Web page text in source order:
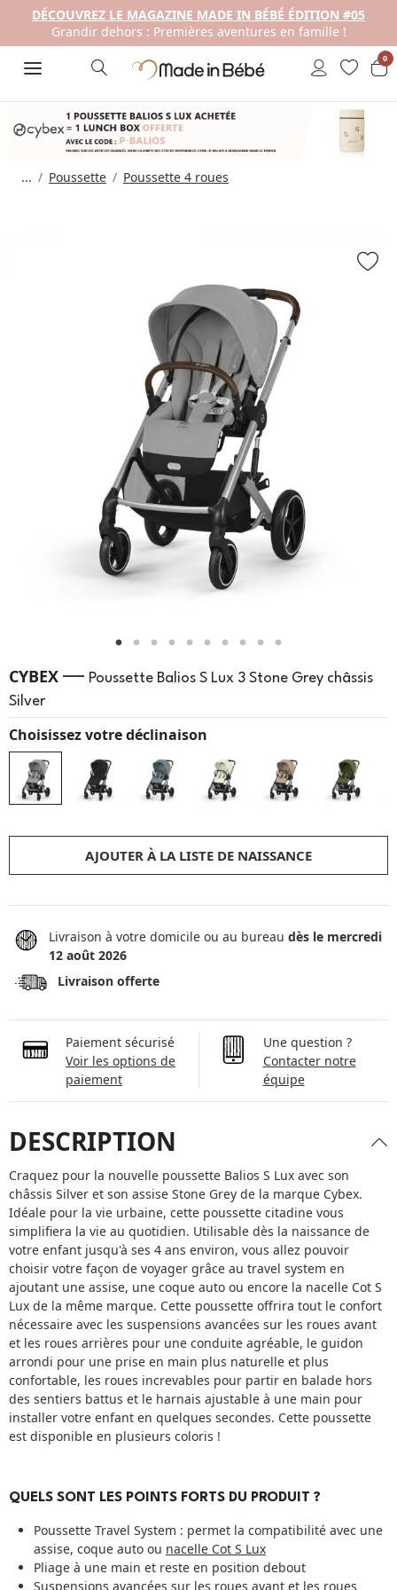
DÉCOUVREZ LE MAGAZINE MADE IN BÉBÉ ÉDITION #05
Grandir dehors : Premières aventures en famille !
0
... Poussette Poussette 4 roues
CYBEX — Poussette Balios S Lux 3 Stone Grey châssis
Silver
Choisissez votre déclinaison
AJOUTER À LA LISTE DE NAISSANCE
Livraison à votre domicile ou au bureau dès le mercredi
12 août 2026
Livraison offerte
Paiement sécurisé
Voir les options de
paiement
Une question ?
Contacter notre
équipe
DESCRIPTION
Craquez pour la nouvelle poussette Balios S Lux avec son
châssis Silver et son assise Stone Grey de la marque Cybex.
Idéale pour la vie urbaine, cette poussette citadine vous
simplifiera la vie au quotidien. Utilisable dès la naissance de
votre enfant jusqu'à ses 4 ans environ, vous allez pouvoir
choisir votre façon de voyager grâce au travel system en
ajoutant une assise, une coque auto ou encore la nacelle Cot S
Lux de la même marque. Cette poussette offrira tout le confort
nécessaire avec les suspensions avancées sur les roues avant
et les roues arrières pour une conduite agréable, le guidon
arrondi pour une prise en main plus naturelle et plus
confortable, les roues increvables pour partir en balade hors
des sentiers battus et le harnais ajustable à une main pour
installer votre enfant en quelques secondes. Cette poussette
est disponible en plusieurs coloris !
QUELS SONT LES POINTS FORTS DU PRODUIT ?
Poussette Travel System : permet la compatibilité avec une
assise, coque auto ou nacelle Cot S Lux
Pliage à une main et reste en position debout
Suspensions avancées sur les roues avant et les roues